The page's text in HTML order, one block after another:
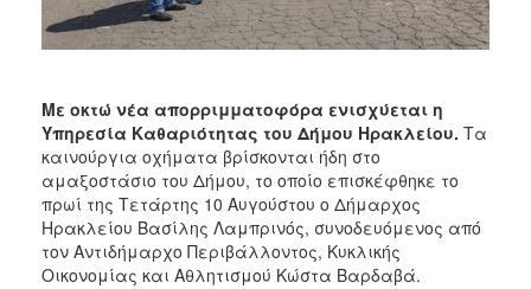
ΑΝΘΕΚΤΙΚΗ
ΠΟΛΗ
Με οκτώ νέα απορριμματοφόρα ενισχύεται η
Υπηρεσία Καθαριότητας του Δήμου Ηρακλείου. Τα
καινούργια οχήματα βρίσκονται ήδη στο
αμαξοστάσιο του Δήμου, το οποίο επισκέφθηκε το
πρωί της Τετάρτης 10 Αυγούστου ο Δήμαρχος
Ηρακλείου Βασίλης Λαμπρινός, συνοδευόμενος από
τον Αντιδήμαρχο Περιβάλλοντος, Κυκλικής
Οικονομίας και Αθλητισμού Κώστα Βαρδαβά.